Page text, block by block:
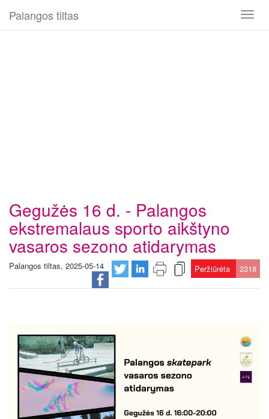
Toggle
Palangos tiltas
Gegužės 16 d. - Palangos
ekstremalaus sporto aikštyno
vasaros sezono atidarymas
Palangos tiltas, 2025-05-14 Peržiūrėta 2318